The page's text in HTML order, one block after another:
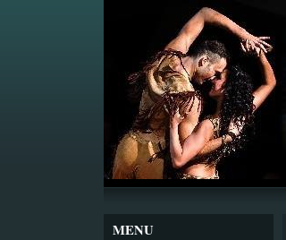
MENU